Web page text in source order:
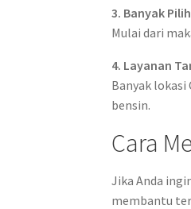
3. Banyak
Mulai dari
4. Layanan
Banyak
bensin.
Cara
Jika Anda
membantu